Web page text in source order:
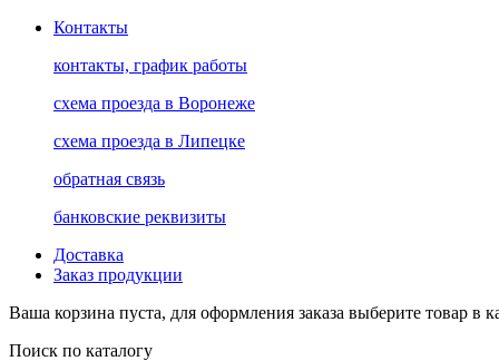
Контакты
контакты, график работы
схема проезда в Воронеже
схема проезда в Липецке
обратная связь
банковские реквизиты
Доставка
Заказ продукции
Ваша корзина пуста, для оформления заказа выберите товар в
Поиск по каталогу